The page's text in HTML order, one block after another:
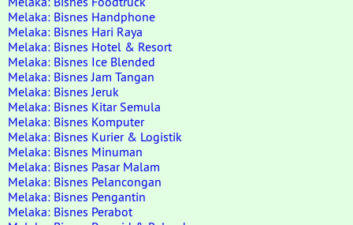
Melaka: Bisnes Handphone
Melaka: Bisnes Hari Raya
Melaka: Bisnes Hotel & Resort
Melaka: Bisnes Ice Blended
Melaka: Bisnes Jam Tangan
Melaka: Bisnes Jeruk
Melaka: Bisnes Kitar Semula
Melaka: Bisnes Komputer
Melaka: Bisnes Kurier & Logistik
Melaka: Bisnes Minuman
Melaka: Bisnes Pasar Malam
Melaka: Bisnes Pelancongan
Melaka: Bisnes Pengantin
Melaka: Bisnes Perabot